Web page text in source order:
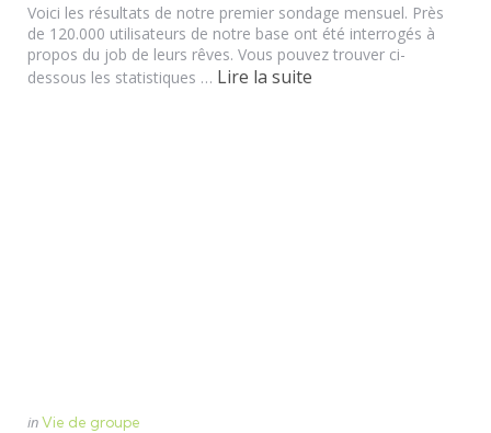
Voici les résultats de notre premier sondage mensuel. Près
de 120.000 utilisateurs de notre base ont été interrogés à
propos du job de leurs rêves. Vous pouvez trouver ci-
dessous les statistiques … Lire la suite
Categories
Posted
inVie de groupe